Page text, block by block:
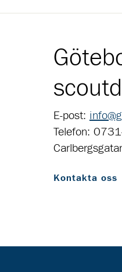
E-post:
Telefon:
Kontakta oss